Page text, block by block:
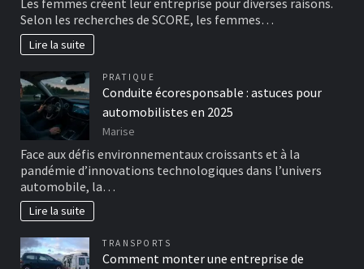
Les femmes créent leur entreprise pour diverses raisons.
Selon les recherches de SCORE, les femmes…
Lire la suite
PRATIQUE
Conduite écoresponsable : astuces pour
automobilistes en 2025
Marise
Face aux défis environnementaux croissants et à la
pandémie d’innovations technologiques dans l’univers
automobile, la…
Lire la suite
TRANSPORTS
Comment monter une entreprise de